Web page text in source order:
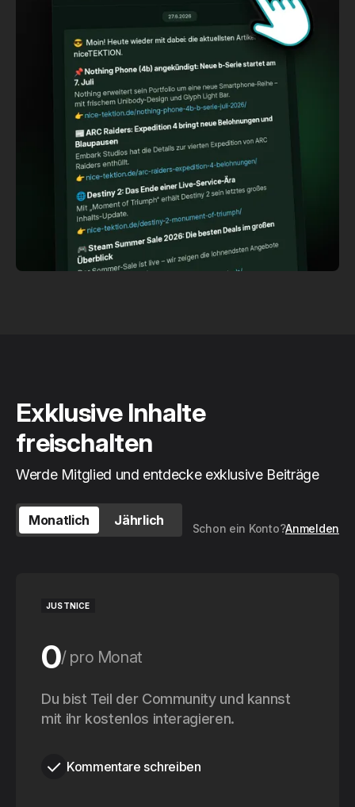
Exklusive Inhalte
freischalten
Werde Mitglied und entdecke exklusive Beiträge
Monatlich Jährlich
Schon ein Konto?Anmelden
JUSTNICE
0 pro Monat
0 pro Jahr
Du bist Teil der Community und kannst
mit ihr kostenlos interagieren.
Kommentare schreiben